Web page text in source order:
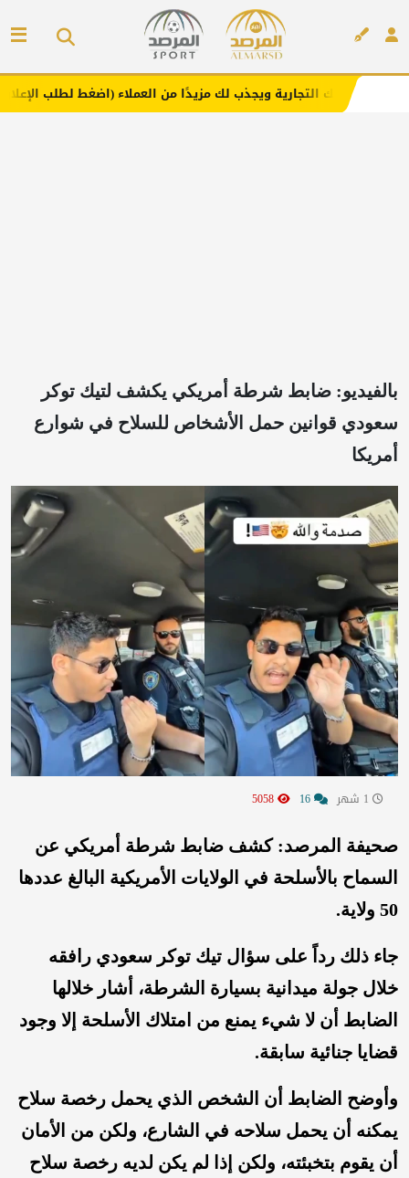
ويجذب لك مزيدًا من العملاء (اضغط لطلب الإعلان)
بالفيديو: ضابط شرطة أمريكي يكشف لتيك توكر
سعودي قوانين حمل الأشخاص للسلاح في شوارع
أمريكا
صحيفة المرصد: كشف ضابط شرطة أمريكي عن
السماح بالأسلحة في الولايات الأمريكية البالغ عددها
50 ولاية.
جاء ذلك رداً على سؤال تيك توكر سعودي رافقه
خلال جولة ميدانية بسيارة الشرطة، أشار خلالها
الضابط أن لا شيء يمنع من امتلاك الأسلحة إلا وجود
قضايا جنائية سابقة.
وأوضح الضابط أن الشخص الذي يحمل رخصة سلاح
يمكنه أن يحمل سلاحه في الشارع، ولكن من الأمان
أن يقوم بتخبئته، ولكن إذا لم يكن لديه رخصة سلاح